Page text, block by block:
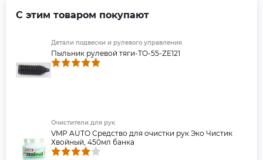
С этим товаром покупают
Детали подвески и рулевого управления
Пыльник рулевой тяги-TO-55-ZE121
Очистители для рук
VMP AUTO Средство для очистки рук Эко Чистик
Хвойный, 450мл банка